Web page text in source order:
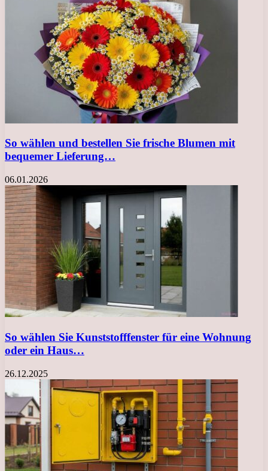
So wählen und bestellen Sie frische Blumen mit
bequemer Lieferung…
06.01.2026
So wählen Sie Kunststofffenster für eine Wohnung
oder ein Haus…
26.12.2025